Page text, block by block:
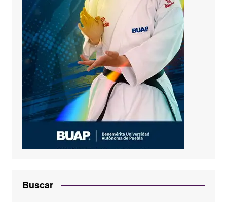
Buscar